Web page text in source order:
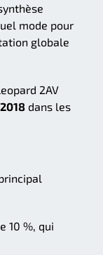
mode pour
globale
2AV
dans les
10 %, qui